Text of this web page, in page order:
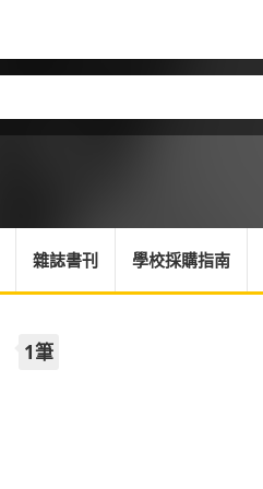
雜誌書刊 學校採購指南
1筆